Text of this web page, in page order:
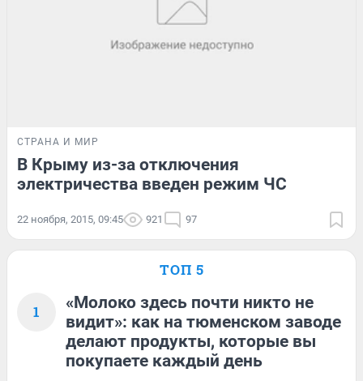
СТРАНА И МИР
В Крыму из-за отключения
электричества введен режим ЧС
22 ноября, 2015, 09:45 921 97
ТОП 5
1
«Молоко здесь почти никто не
видит»: как на тюменском заводе
делают продукты, которые вы
покупаете каждый день